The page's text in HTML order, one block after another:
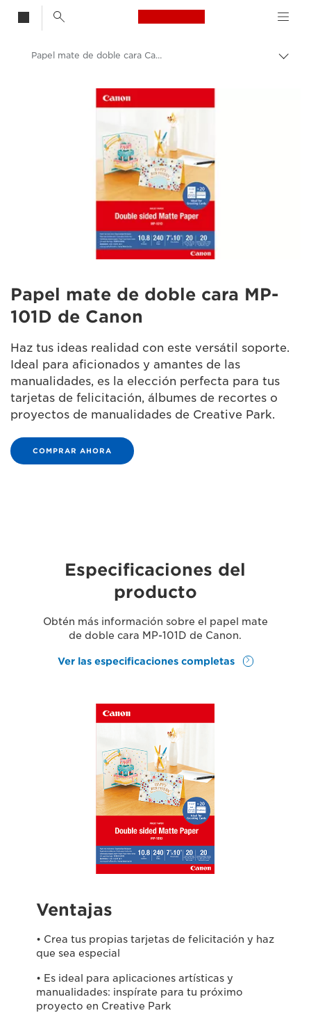
Canon Logo, back
Impresoras Canon: impresión de calidad
Papeles fotográficos para PIXMA
Papel mate de doble cara Canon MP-101D
Papel mate de doble cara MP-
101D de Canon
Haz tus ideas realidad con este versátil soporte.
Ideal para aficionados y amantes de las
manualidades, es la elección perfecta para tus
tarjetas de felicitación, álbumes de recortes o
proyectos de manualidades de Creative Park.
COMPRAR AHORA
Especificaciones del
producto
Obtén más información sobre el papel mate
de doble cara MP-101D de Canon.
Ver las especificaciones completas
Ventajas
• Crea tus propias tarjetas de felicitación y haz
que sea especial
• Es ideal para aplicaciones artísticas y
manualidades: inspírate para tu próximo
proyecto en Creative Park